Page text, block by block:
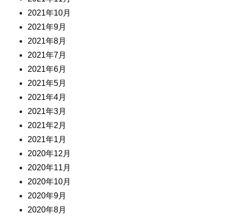
2021年10月
2021年9月
2021年8月
2021年7月
2021年6月
2021年5月
2021年4月
2021年3月
2021年2月
2021年1月
2020年12月
2020年11月
2020年10月
2020年9月
2020年8月